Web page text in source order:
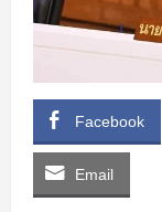
Facebook
Email